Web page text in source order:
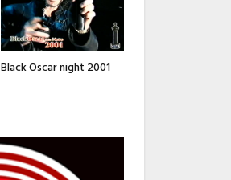
Black Oscar night 2001